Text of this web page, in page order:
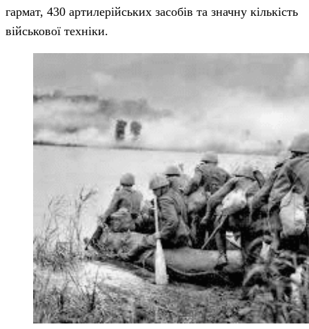
гармат, 430 артилерійських засобів та значну кількість
військової техніки.